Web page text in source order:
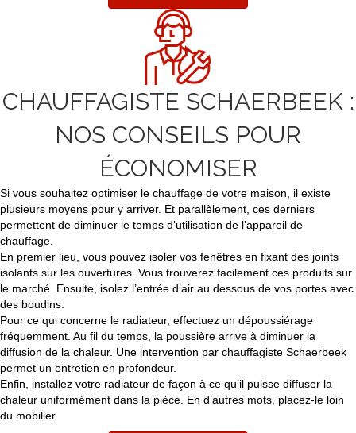
CHAUFFAGISTE SCHAERBEEK :
NOS CONSEILS POUR
ÉCONOMISER
Si vous souhaitez optimiser le chauffage de votre maison, il existe
plusieurs moyens pour y arriver. Et parallèlement, ces derniers
permettent de diminuer le temps d’utilisation de l’appareil de
chauffage.
En premier lieu, vous pouvez isoler vos fenêtres en fixant des joints
isolants sur les ouvertures. Vous trouverez facilement ces produits sur
le marché. Ensuite, isolez l’entrée d’air au dessous de vos portes avec
des boudins.
Pour ce qui concerne le radiateur, effectuez un dépoussiérage
fréquemment. Au fil du temps, la poussière arrive à diminuer la
diffusion de la chaleur. Une intervention par chauffagiste Schaerbeek
permet un entretien en profondeur.
Enfin, installez votre radiateur de façon à ce qu’il puisse diffuser la
chaleur uniformément dans la pièce. En d’autres mots, placez-le loin
du mobilier.